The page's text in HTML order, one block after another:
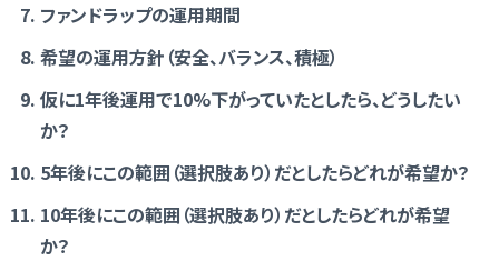
ファンドラップの運用期間
希望の運用方針（安全、バランス、積極）
仮に1年後運用で10%下がっていたとしたら、どうしたい
か？
5年後にこの範囲（選択肢あり）だとしたらどれが希望か？
10年後にこの範囲（選択肢あり）だとしたらどれが希望
か？